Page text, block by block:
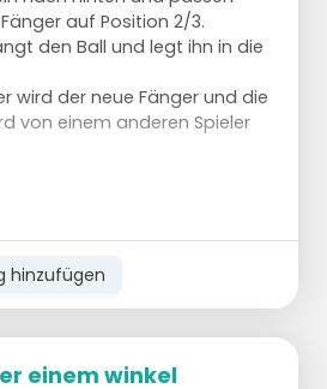
auf Position 2/3.
den Ball und legt ihn in die
wird der neue Fänger und die
von einem anderen Spieler
hinzufügen
einem winkel